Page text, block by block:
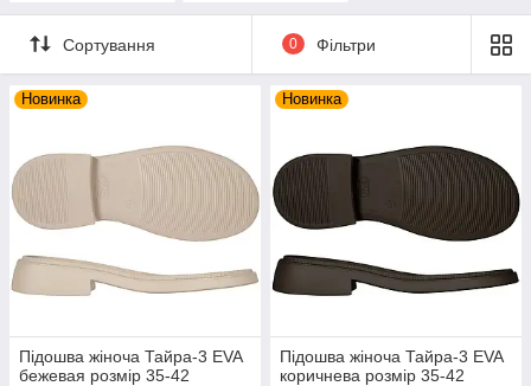
Сортування 0 Фільтри
Новинка
Підошва жіноча Тайра-3 EVA
бежевая розмір 35-42
Новинка
Підошва жіноча Тайра-3 EVA
коричнева розмір 35-42